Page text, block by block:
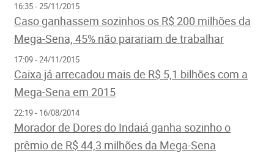
16:35 - 25/11/2015
Caso ganhassem sozinhos os R$ 200 milhões da
Mega-Sena, 45% não parariam de trabalhar
17:09 - 24/11/2015
Caixa já arrecadou mais de R$ 5,1 bilhões com a
Mega-Sena em 2015
22:19 - 16/08/2014
Morador de Dores do Indaiá ganha sozinho o
prêmio de R$ 44,3 milhões da Mega-Sena